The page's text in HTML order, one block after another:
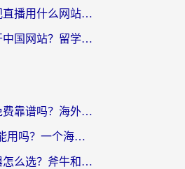
海外看国内电视直播用什么网站比较好？一篇解决你所有追剧难题的实用指南
在国外如何打开中国网站？留学生与海外华人的无缝访问指南
雷霆加速下载免费靠谱吗？海外党选回国加速器的避坑指南（附热门工具对比）
NordVPN 回国能用吗？一个海外用户必须面对的真实困境
海外回国加速器怎么选？斧牛和海龟哪个好？一篇帮你避开坑的实用指南